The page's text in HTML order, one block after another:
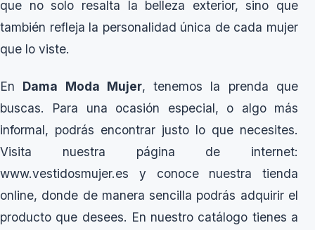
que no solo resalta la belleza exterior, sino que
también refleja la personalidad única de cada mujer
que lo viste.
En Dama Moda Mujer, tenemos la prenda que
buscas. Para una ocasión especial, o algo más
informal, podrás encontrar justo lo que necesites.
Visita nuestra página de internet:
www.vestidosmujer.es y conoce nuestra tienda
online, donde de manera sencilla podrás adquirir el
producto que desees. En nuestro catálogo tienes a